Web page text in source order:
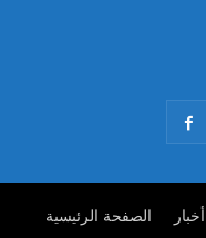
الصفحة الرئيسية أخبار